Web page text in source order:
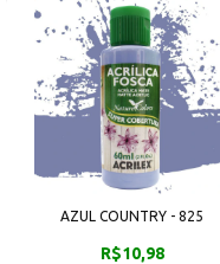
AZUL COUNTRY - 825
R$10,98